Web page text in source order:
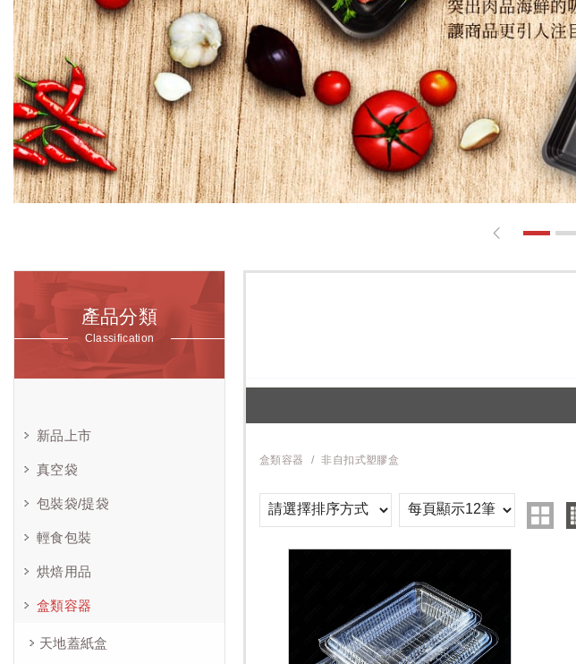
1 2
產品分類
Classification
新品上市
真空袋
包裝袋/提袋
輕食包裝
烘焙用品
盒類容器
天地蓋紙盒
盒類容器 非自扣式塑膠盒